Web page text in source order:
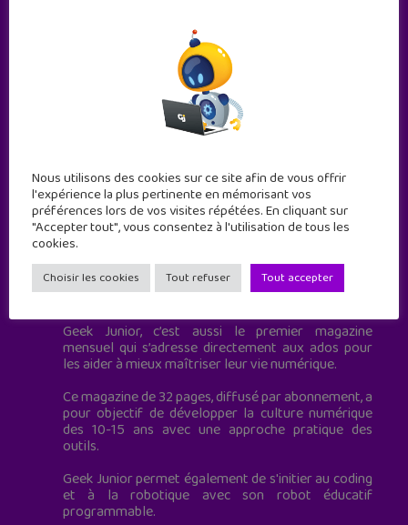
JE M'ABONNE !
Geek Junior est le premier site de culture numérique
à destination des adolescents.
Geek Junior, c’est aussi le premier magazine
mensuel qui s’adresse directement aux ados pour
les aider à mieux maîtriser leur vie numérique.
Ce magazine de 32 pages, diffusé par abonnement, a
pour objectif de développer la culture numérique
des 10-15 ans avec une approche pratique des
outils.
Geek Junior permet également de s'initier au coding
et à la robotique avec son robot éducatif
programmable.
Nous utilisons des cookies sur ce site afin de vous offrir
l'expérience la plus pertinente en mémorisant vos
préférences lors de vos visites répétées. En cliquant sur
"Accepter tout", vous consentez à l'utilisation de tous les
cookies.
Choisir les cookies Tout refuser Tout accepter